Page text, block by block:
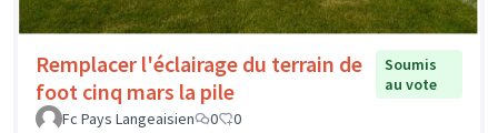
Remplacer l'éclairage du terrain de
foot cinq mars la pile
Soumis
au vote
Fc Pays Langeaisien
0 0